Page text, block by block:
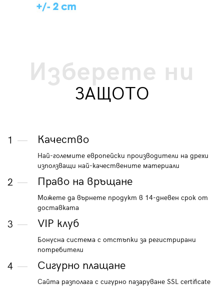
Изберете ни
ЗАЩОТО
1 Качество
Най-големите европейски производители на дрехи
използващи най-качествените материали
2 Право на връщане
Можете да върнете продукт в 14-дневен срок от
доставката
3 VIP клуб
Бонусна система с отстъпки за регистрирани
потребители
4 Сигурно плащане
Сайта разполага с сигурно пазаруване SSL certificate